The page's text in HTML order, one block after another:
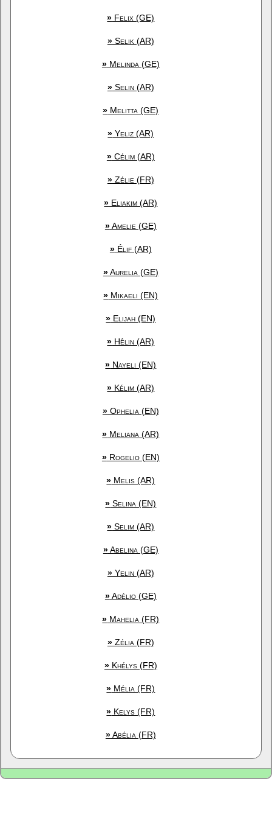
» Felix (GE)
»Selik (AR)
»Melinda (GE)
»Selin (AR)
» Melitta (GE)
» Yeliz (AR)
»Célim (AR)
»Zélie (FR)
» Eliakim (AR)
»Amelie (GE)
»Élif (AR)
»Aurelia (GE)
» Mikaeli (EN)
» Elijah (EN)
» Hêlin (AR)
» Nayeli (EN)
» Kélim (AR)
»Ophelia (EN)
» Meliana (AR)
»Rogelio (EN)
» Melis (AR)
» Selina (EN)
» Selim (AR)
»Abelina (GE)
»Yelin (AR)
»Adélio (GE)
» Mahelia (FR)
»Zélia (FR)
»Khélys (FR)
» Mélia (FR)
» Kelys (FR)
»Abélia (FR)